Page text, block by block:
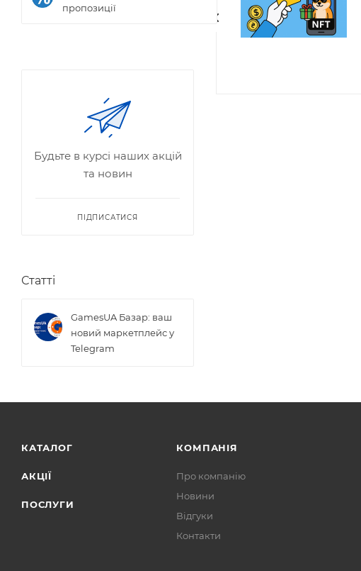
пропозиції
Будьте в курсі наших акцій
та новин
ПІДПИСАТИСЯ
Статті
GamesUA Базар: ваш
новий маркетплейс у
Telegram
КАТАЛОГ
АКЦІЇ
ПОСЛУГИ
КОМПАНІЯ
Про компанію
Новини
Відгуки
Контакти